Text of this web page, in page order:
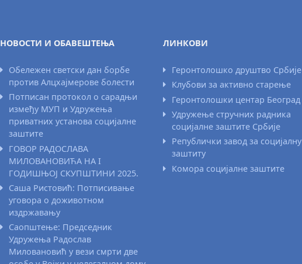
НОВОСТИ И ОБАВЕШТЕЊА
Обележен светски дан борбе
против Алцхајмерове болести
Потписан протокол о сарадњи
између МУП и Удружења
приватних установа социјалне
заштите
ГОВОР РАДОСЛАВА
МИЛОВАНОВИЋА НА I
ГОДИШЊОЈ СКУПШТИНИ 2025.
Саша Ристовић: Потписивање
уговора о доживотном
издржавању
Саопштење: Председник
Удружења Радослав
Миловановић у вези смрти две
ЛИНКОВИ
Геронтолошко друштво Србије
Клубови за активно старење
Геронтолошки центар Београд
Удружење стручних радника
социјалне заштите Србије
Републички завод за социјалну
заштиту
Комора социјалне заштите